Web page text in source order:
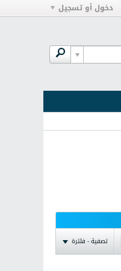
دخول أو تسجيل
تصفية - فلترة